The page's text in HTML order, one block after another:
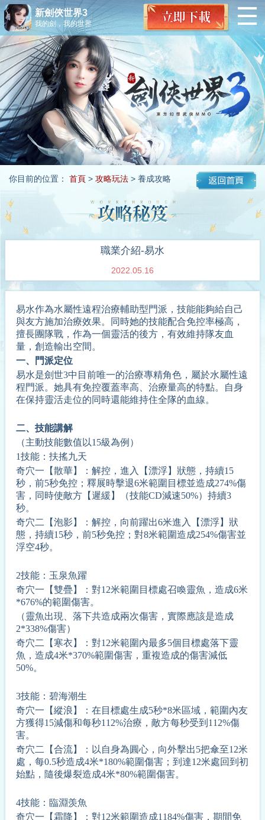
新劍俠世界3
我的劍，我的世界
你目前的位置： 首頁> 攻略玩法> 養成攻略
職業介紹-易水
2022.05.16
易水作為水屬性遠程治療輔助型門派，技能能夠給自己
與友方施加治療效果。同時她的技能配合免控率極高，
擅長團隊戰，作為一個靈活的後方，有效維持隊友血
量，創造輸出空間。
一、
門派定位
易水是劍世3中目前唯一的治療專精角色，屬於水屬性遠
程門派。她具有免控覆蓋率高、治療量高的特點。自身
在保持靈活走位的同時還能維持住全隊的血線。
二、 技能講解
（主動技能數值以15級為例）
1技能：扶搖九天
奇穴一【散華】：解控，進入【漂浮】狀態，持續15
秒，前5秒免控；釋展時擊退6米範圍目標並造成274%傷
害，同時使敵方【遲緩】（技能CD減速50%）持續3
秒。
奇穴二【泡影】：解控，向前躍出6米進入【漂浮】狀
態，持續15秒，前5秒免控；對8米範圍造成254%傷害並
浮空4秒。
2技能：玉泉魚躍
奇穴一【雙疊】：對12米範圍目標處召喚靈魚，造成6米
*676%的範圍傷害。
（靈魚出現、落下共造成兩次傷害，實際應該是造成
2*338%傷害）
奇穴二【寒衣】：對12米範圍內最多5個目標處落下靈
魚，造成4米*370%範圍傷害，重複造成的傷害減低
50%。
3技能：碧海潮生
奇穴一【縱浪】：在目標處生成5秒*8米區域，範圍內友
方獲得15減傷和每秒112%治療，敵方每秒受到112%傷
害。
奇穴二【合流】：以自身為圓心，向外擊出5把傘至12米
處，每0.5秒造成4米*180%範圍傷害；到達12米處回到初
始點，隨後爆裂造成4米*80%範圍傷害。
4技能：臨淵羡魚
奇穴一【霜降】：對12米範圍造成1184%傷害，期間免